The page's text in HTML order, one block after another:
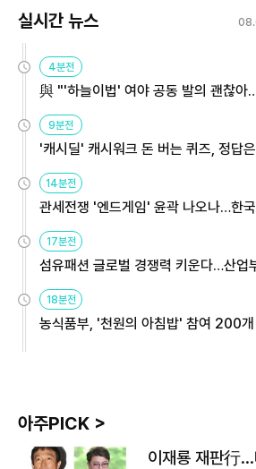
실시간 뉴스
4분전
與 "'하늘이법' 여야 공동 발의 괜찮아
9분전
'캐시딜' 캐시워크 돈 버는 퀴즈, 정답
14분전
관세전쟁 '엔드게임' 윤곽 나오나…한
17분전
섬유패션 글로벌 경쟁력 키운다…산
18분전
농식품부, '천원의 아침밥' 참여 200개
아주PICK >
이재룡 재판行…